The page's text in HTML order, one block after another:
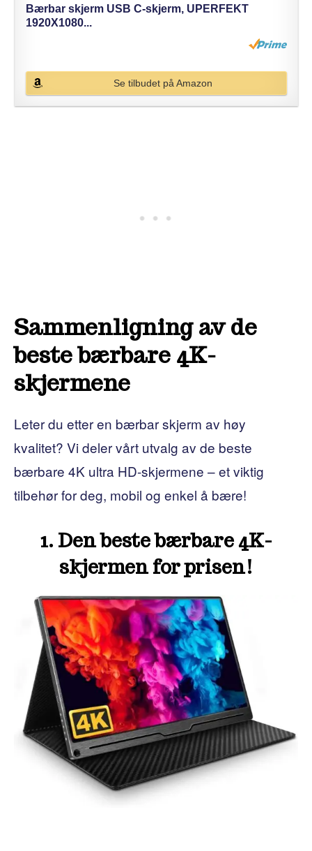
Bærbar skjerm USB C-skjerm, UPERFEKT
1920X1080...
Se tilbudet på Amazon
Sammenligning av de
beste bærbare 4K-
skjermene
Leter du etter en bærbar skjerm av høy
kvalitet? Vi deler vårt utvalg av de beste
bærbare 4K ultra HD-skjermene – et viktig
tilbehør for deg, mobil og enkel å bære!
1. Den beste bærbare 4K-
skjermen for prisen!